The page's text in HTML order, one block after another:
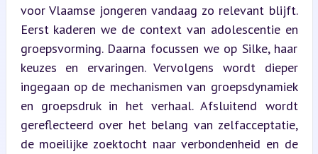
voor Vlaamse jongeren vandaag zo relevant blijft.
Eerst kaderen we de context van adolescentie en
groepsvorming. Daarna focussen we op Silke, haar
keuzes en ervaringen. Vervolgens wordt dieper
ingegaan op de mechanismen van groepsdynamiek
en groepsdruk in het verhaal. Afsluitend wordt
gereflecteerd over het belang van zelfacceptatie,
de moeilijke zoektocht naar verbondenheid en de